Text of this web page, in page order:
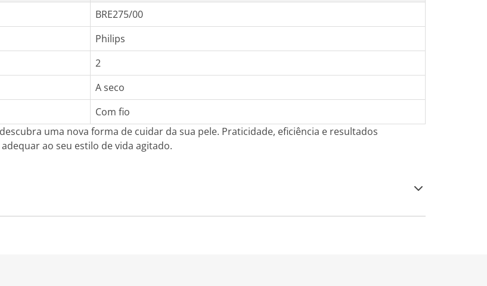
BRE275/00
Philips
2
A seco
Com fio
uma nova forma de cuidar da sua pele. Praticidade, eficiência e resultados
ao seu estilo de vida agitado.